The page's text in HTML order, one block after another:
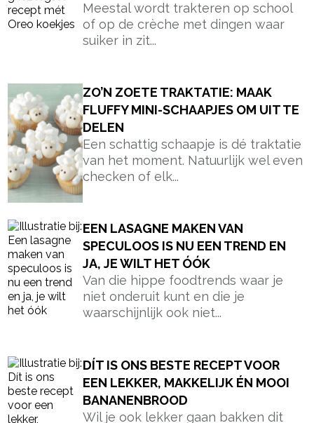
Meestal wordt trakteren op school
of op de crèche met dingen waar
suiker in zit...
ZO’N ZOETE TRAKTATIE: MAAK
FLUFFY MINI-SCHAAPJES OM UIT TE
DELEN
Een schattig schaapje is dé traktatie
van het moment. Natuurlijk wel even
checken of elk...
EEN LASAGNE MAKEN VAN
SPECULOOS IS NU EEN TREND EN
JA, JE WILT HET ÓÓK
Van die hippe foodtrends waar je
niet onderuit kunt en die je
waarschijnlijk ook niet...
DÍT IS ONS BESTE RECEPT VOOR
EEN LEKKER, MAKKELIJK ÉN MOOI
BANANENBROOD
Wil je ook lekker gaan bakken dit